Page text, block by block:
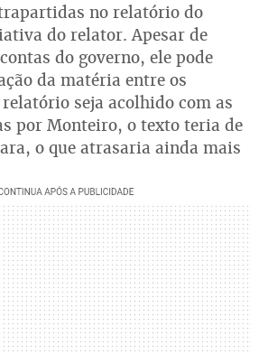
no relatório do
do relator. Apesar de
do governo, ele pode
da matéria entre os
relatório seja acolhido com as
por Monteiro, o texto teria de
o que atrasaria ainda mais